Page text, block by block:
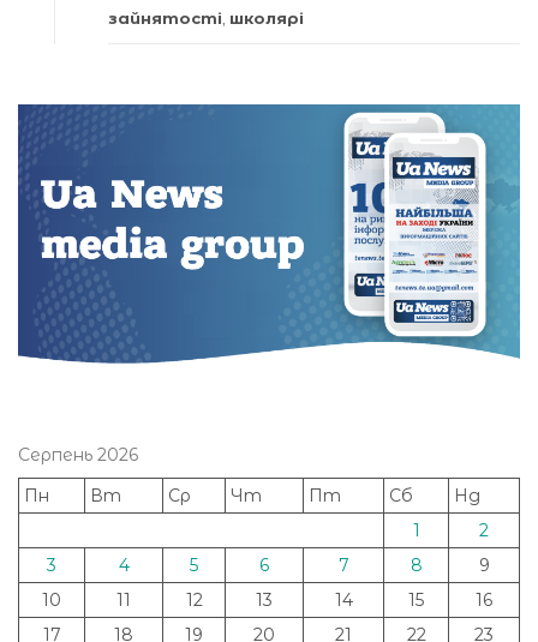
зайнятості школярі
Серпень 2026
Пн
Вт Ср Чт Пт Сб
Нд
1
2
3
4 5 6 7 8
9
10
11 12 13 14 15
16
17
18 19 20 21 22
23